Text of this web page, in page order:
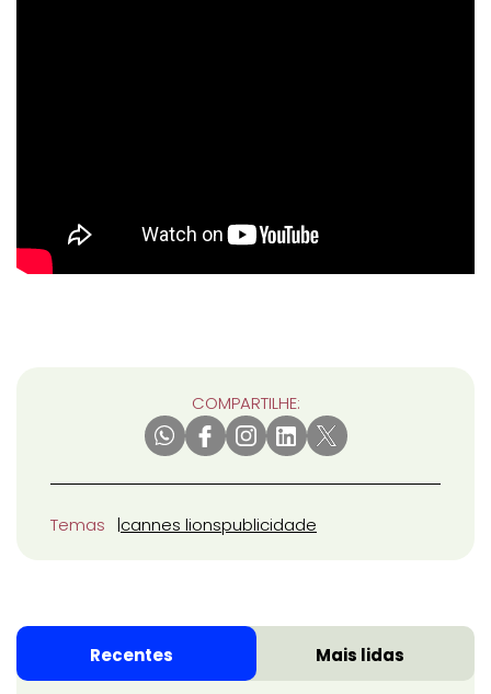
COMPARTILHE:
Temas cannes lionspublicidade
Recentes Mais lidas